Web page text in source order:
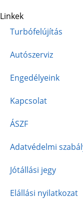
Linkek
Turbófelújítás
Autószerviz
Engedélyeink
Kapcsolat
ÁSZF
Adatvédelmi
Jótállási jegy
Elállási nyilatkozat